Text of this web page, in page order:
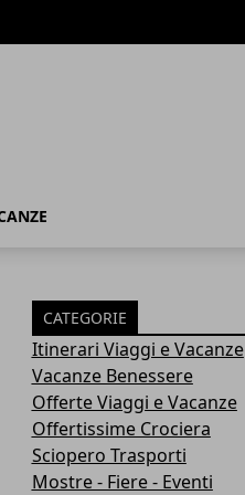
CATEGORIE
Itinerari Viaggi e Vacanze
Vacanze Benessere
Offerte Viaggi e Vacanze
Offertissime Crociera
Sciopero Trasporti
Mostre - Fiere - Eventi